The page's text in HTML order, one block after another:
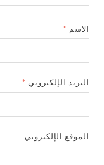
الاسم *
البريد الإلكتروني *
الموقع الإلكتروني